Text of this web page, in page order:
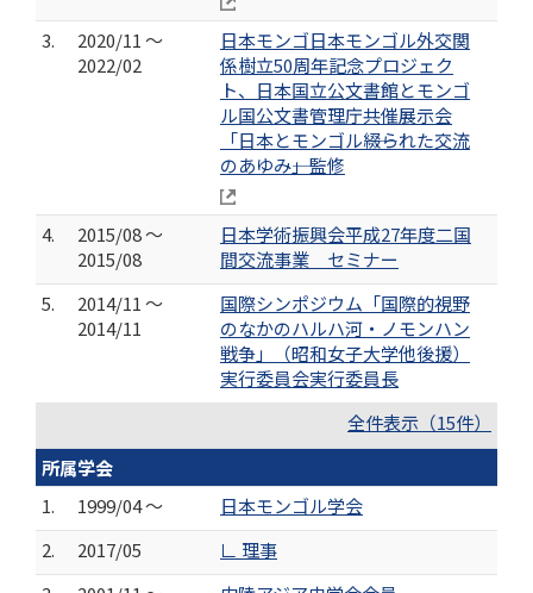
3.
2020/11 ～
2022/02
日本モンゴ日本モンゴル外交関
係樹立50周年記念プロジェク
ト、日本国立公文書館とモンゴ
ル国公文書管理庁共催展示会
「日本とモンゴル――綴られた交流
のあゆみ――」監修
4.
2015/08 ～
2015/08
日本学術振興会平成27年度二国
間交流事業 セミナー
5.
2014/11 ～
2014/11
国際シンポジウム「国際的視野
のなかのハルハ河・ノモンハン
戦争」（昭和女子大学他後援）
実行委員会実行委員長
全件表示（15件）
所属学会
1.
1999/04 ～
日本モンゴル学会
2.
2017/05
∟ 理事